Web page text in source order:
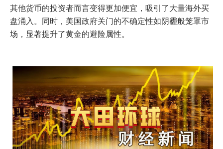
其他货币的投资者而言变得更加便宜，吸引了大量海外买
盘涌入。同时，美国政府关门的不确定性如阴霾般笼罩市
场，显著提升了黄金的避险属性。